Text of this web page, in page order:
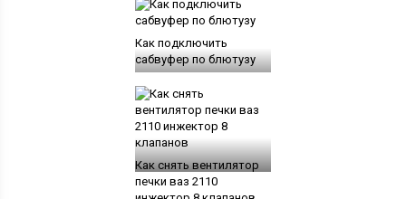
Как подключить
сабвуфер по блютузу
Как снять вентилятор
печки ваз 2110